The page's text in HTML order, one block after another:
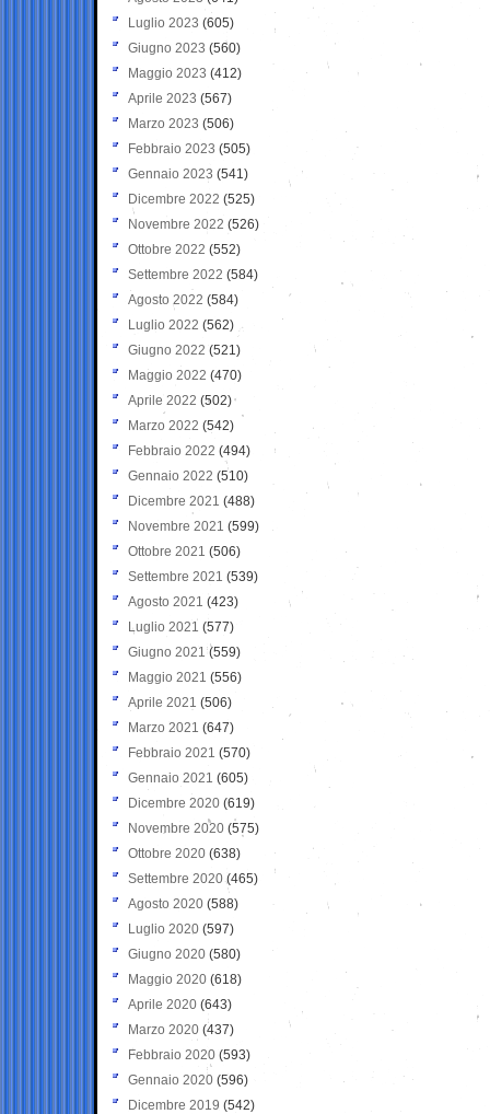
Luglio 2023 (605)
Giugno 2023 (560)
Maggio 2023 (412)
Aprile 2023 (567)
Marzo 2023 (506)
Febbraio 2023 (505)
Gennaio 2023 (541)
Dicembre 2022 (525)
Novembre 2022 (526)
Ottobre 2022 (552)
Settembre 2022 (584)
Agosto 2022 (584)
Luglio 2022 (562)
Giugno 2022 (521)
Maggio 2022 (470)
Aprile 2022 (502)
Marzo 2022 (542)
Febbraio 2022 (494)
Gennaio 2022 (510)
Dicembre 2021 (488)
Novembre 2021 (599)
Ottobre 2021 (506)
Settembre 2021 (539)
Agosto 2021 (423)
Luglio 2021 (577)
Giugno 2021(559)
Maggio 2021 (556)
Aprile 2021 (506)
Marzo 2021 (647)
Febbraio 2021 (570)
Gennaio 2021 (605)
Dicembre 2020 (619)
Novembre 2020 (575)
Ottobre 2020 (638)
Settembre 2020(465)
Agosto 2020 (588)
Luglio 2020 (597)
Giugno 2020 (580)
Maggio 2020 (618)
Aprile 2020 (643)
Marzo 2020 (437)
Febbraio 2020 (593)
Gennaio 2020 (596)
Dicembre 2019 (542)